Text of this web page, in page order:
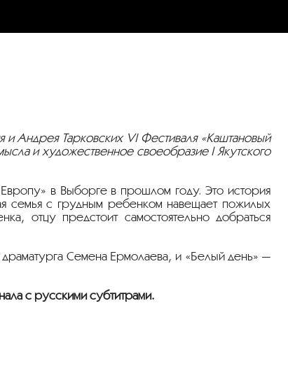
Андрея Тарковских VI Фестиваля «Каштановый
и художественное своеобразие I Якутского
в Выборге в прошлом году. Это история
семья с грудным ребенком навещает пожилых
отцу предстоит самостоятельно добраться
Семена Ермолаева, и «Белый день» —
с русскими субтитрами.